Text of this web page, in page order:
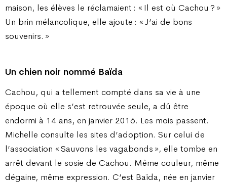
maison, les élèves le réclamaient : « Il est où Cachou ? »
Un brin mélancolique, elle ajoute : « J’ai de bons
souvenirs. »
Un chien noir nommé Baïda
Cachou, qui a tellement compté dans sa vie à une
époque où elle s’est retrouvée seule, a dû être
endormi à 14 ans, en janvier 2016. Les mois passent.
Michelle consulte les sites d’adoption. Sur celui de
l’association « Sauvons les vagabonds », elle tombe en
arrêt devant le sosie de Cachou. Même couleur, même
dégaine, même expression. C’est Baïda, née en janvier